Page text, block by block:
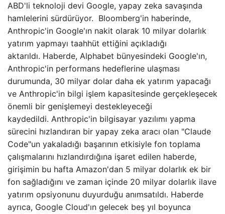
ABD'li teknoloji devi Google, yapay zeka savaşında
hamlelerini sürdürüyor. Bloomberg'in haberinde,
Anthropic'in Google'ın nakit olarak 10 milyar dolarlık
yatırım yapmayı taahhüt ettiğini açıkladığı
aktarıldı. Haberde, Alphabet bünyesindeki Google'ın,
Anthropic'in performans hedeflerine ulaşması
durumunda, 30 milyar dolar daha ek yatırım yapacağı
ve Anthropic'in bilgi işlem kapasitesinde gerçekleşecek
önemli bir genişlemeyi destekleyeceği
kaydedildi. Anthropic'in bilgisayar yazılımı yapma
sürecini hızlandıran bir yapay zeka aracı olan "Claude
Code"un yakaladığı başarının etkisiyle fon toplama
çalışmalarını hızlandırdığına işaret edilen haberde,
girişimin bu hafta Amazon'dan 5 milyar dolarlık ek bir
fon sağladığını ve zaman içinde 20 milyar dolarlık ilave
yatırım opsiyonunu duyurduğu anımsatıldı. Haberde
ayrıca, Google Cloud'ın gelecek beş yıl boyunca